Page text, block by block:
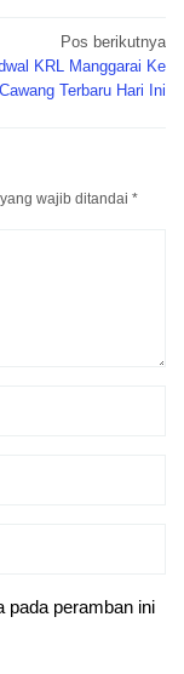
Pos berikutnya
KRL Manggarai Ke
Cawang Terbaru Hari Ini
wajib ditandai *
pada peramban ini